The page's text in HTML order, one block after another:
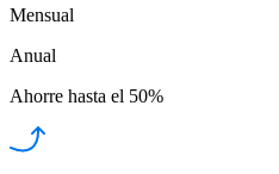
Mensual
Anual
Ahorre hasta el 50%